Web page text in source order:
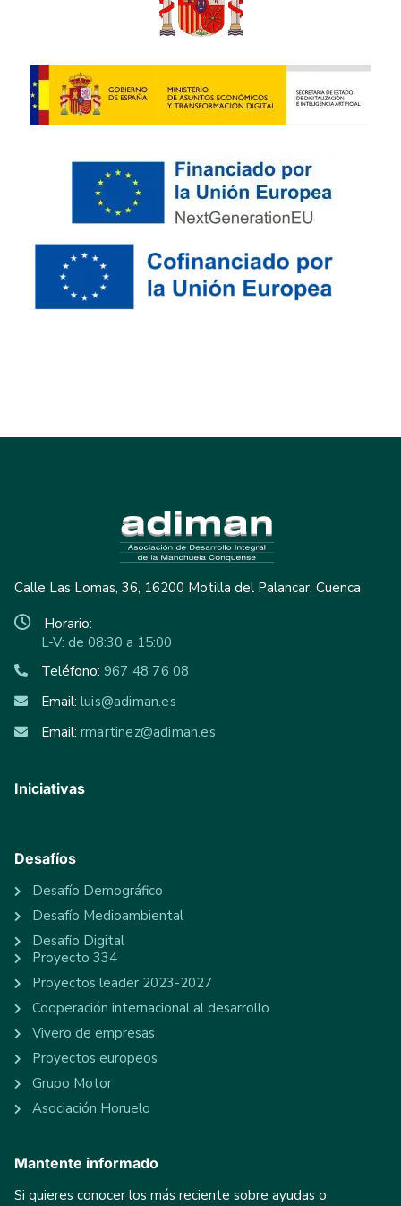
Calle Las Lomas, 36, 16200 Motilla del Palancar, Cuenca
Horario:
L-V: de 08:30 a 15:00
Teléfono: 967 48 76 08
Email: luis@adiman.es
Email: rmartinez@adiman.es
Iniciativas
Desafíos
Desafío Demográfico
Desafío Medioambiental
Desafío Digital
Proyecto 334
Proyectos leader 2023-2027
Cooperación internacional al desarrollo
Vivero de empresas
Proyectos europeos
Grupo Motor
Asociación Horuelo
Mantente informado
Si quieres conocer los más reciente sobre ayudas o